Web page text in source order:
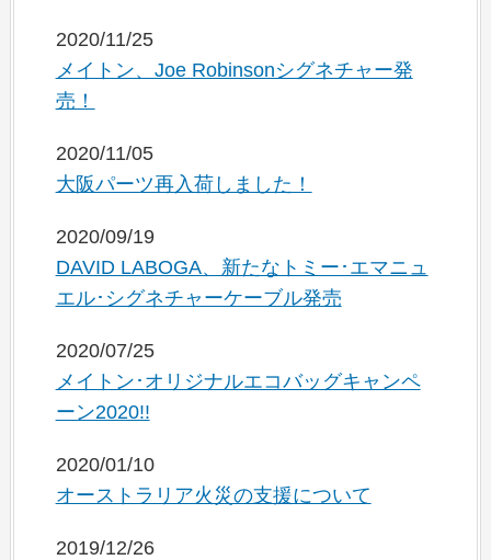
2020/11/25
メイトン、Joe Robinsonシグネチャー発
売！
2020/11/05
大阪パーツ再入荷しました！
2020/09/19
DAVID LABOGA、新たなトミー･エマニュ
エル･シグネチャーケーブル発売
2020/07/25
メイトン･オリジナルエコバッグキャンペ
ーン2020!!
2020/01/10
オーストラリア火災の支援について
2019/12/26